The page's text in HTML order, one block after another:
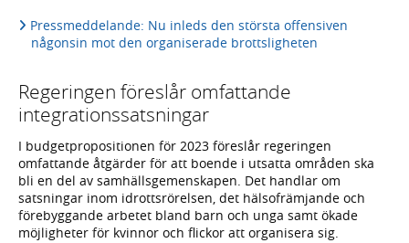
Pressmeddelande: Nu inleds den största offensiven
någonsin mot den organiserade brottsligheten
Regeringen föreslår omfattande
integrationssatsningar
I budgetpropositionen för 2023 föreslår regeringen
omfattande åtgärder för att boende i utsatta områden ska
bli en del av samhällsgemenskapen. Det handlar om
satsningar inom idrottsrörelsen, det hälsofrämjande och
förebyggande arbetet bland barn och unga samt ökade
möjligheter för kvinnor och flickor att organisera sig.